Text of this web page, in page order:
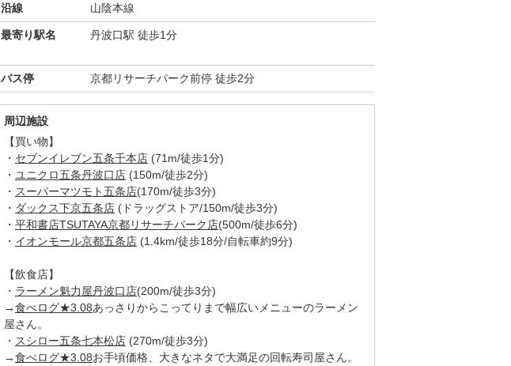
沿線 山陰本線
最寄り駅名 丹波口駅 徒歩1分
バス停 京都リサーチパーク前停 徒歩2分
周辺施設
【買い物】
・ セブンイレブン五条千本店 (71m/徒歩1分)
・ ユニクロ五条丹波口店 (150m/徒歩2分)
・ スーパーマツモト五条店(170m/徒歩3分)
・ ダックス下京五条店 (ドラッグストア/150m/徒歩3分)
・ 平和書店TSUTAYA京都リサーチパーク店(500m/徒歩6分)
・ イオンモール京都五条店 (1.4km/徒歩18分/自転車約9分)
【飲食店】
・ ラーメン魁力屋丹波口店(200m/徒歩3分)
→食べログ★3.08あっさりからこってりまで幅広いメニューのラーメン
屋さん。
・ スシロー五条七本松店 (270m/徒歩3分)
→食べログ★3.08お手頃価格、大きなネタで大満足の回転寿司屋さん。